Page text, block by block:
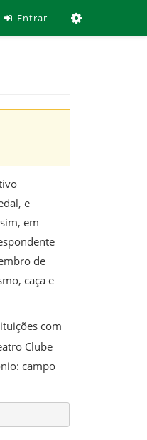
Entrar
e
em
de
caça e
com
Clube
campo